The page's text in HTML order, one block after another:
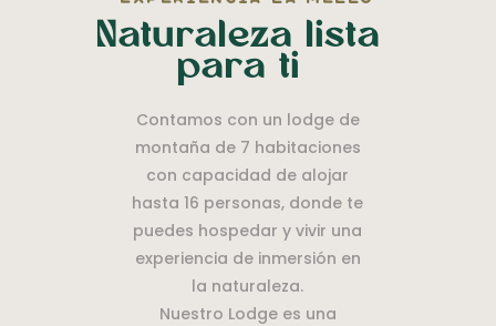
Naturaleza lista
para ti
Contamos con un lodge de
montaña de 7 habitaciones
con capacidad de alojar
hasta 16 personas, donde te
puedes hospedar y vivir una
experiencia de inmersión en
la naturaleza.
Nuestro Lodge es una